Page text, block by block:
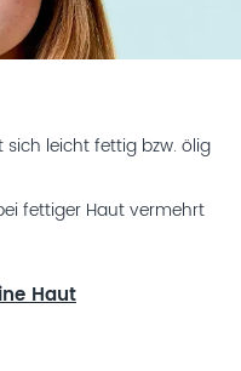
leicht fettig bzw. ölig
fettiger Haut vermehrt
Haut